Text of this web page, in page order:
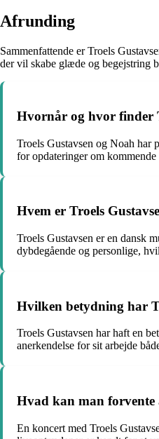
Afrunding
Sammenfattende er Troels
der vil skabe glæde og begejstring
Hvornår og hvor finder
Troels Gustavsen og Noah har
for opdateringer om kommende
Hvem er Troels
Troels Gustavsen er en dansk
dybdegående og personlige,
Hvilken betydning har
Troels Gustavsen har haft en
anerkendelse for sit arbejde
Hvad kan man forvente
En koncert med Troels